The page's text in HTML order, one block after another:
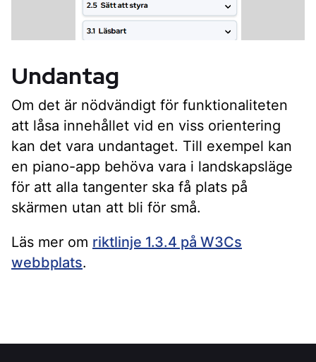
Undantag
Om det är nödvändigt för funktionaliteten
att låsa innehållet vid en viss orientering
kan det vara undantaget. Till exempel kan
en piano-app behöva vara i landskapsläge
för att alla tangenter ska få plats på
skärmen utan att bli för små.
Läs mer om riktlinje 1.3.4 på W3Cs
webbplats.